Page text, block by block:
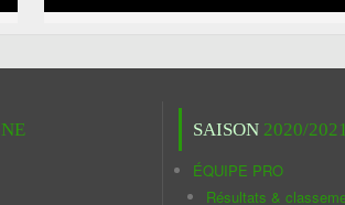
SAISON 2020/2021
ÉQUIPE PRO
Résultats &